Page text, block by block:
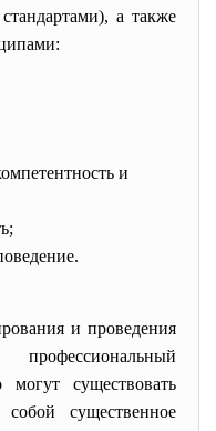
а также
и
и проведения
существовать
собой существенное